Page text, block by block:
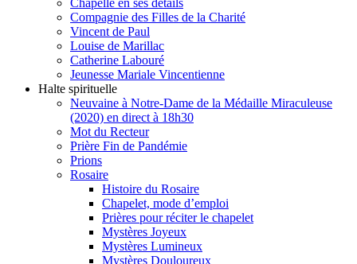
Compagnie des Filles de la Charité
Vincent de Paul
Louise de Marillac
Catherine Labouré
Jeunesse Mariale Vincentienne
Halte spirituelle
Neuvaine à Notre-Dame de la Médaille Miraculeuse
(2020) en direct à 18h30
Mot du Recteur
Prière Fin de Pandémie
Prions
Rosaire
Histoire du Rosaire
Chapelet, mode d’emploi
Prières pour réciter le chapelet
Mystères Joyeux
Mystères Lumineux
Mystères Douloureux